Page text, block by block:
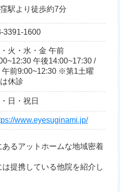
駅より徒歩約7分
3391-1600
火・水・金 午前
午後14:00~17:30 /
午前9:00~12:30 ※第1土曜
休診
日・祝日
www.eyesuginami.jp/
るアットホームな地域密着
提携している他院を紹介し